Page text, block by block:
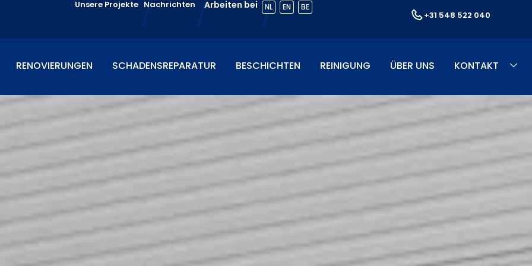
Unsere Projekte Nachrichten Arbeiten bei NL EN BE
+31 548 522 040
RENOVIERUNGEN SCHADENSREPARATUR BESCHICHTEN REINIGUNG ÜBER UNS KONTAKT